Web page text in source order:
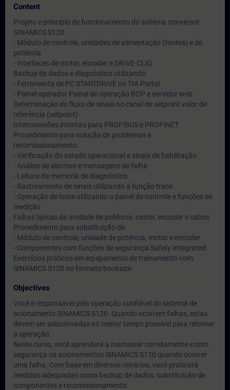
Content
Projeto e princípio de funcionamento do sistema conversor
SINAMICS S120:
- Módulo de controle, unidades de alimentação (fontes) e de
potência
- Interfaces de motor, encoder e DRIVE-CLiQ
Backup de dados e diagnóstico utilizando:
- Ferramenta de PC STARTDRIVE no TIA Portal
- Painel operador Painel de operação BOP e servidor web
Determinação do fluxo de sinais no canal de setpoint valor de
referência (setpoint)
Interconexões internas para PROFIBUS e PROFINET
Procedimento para solução de problemas e
recomissionamento:
- Verificação do estado operacional e sinais de habilitação
- Análise de alarmes e mensagens de falha
- Leitura da memória de diagnóstico
- Rastreamento de sinais utilizando a função trace
- Operação de teste utilizando o painel de controle e funções de
medição
Falhas típicas de unidade de potência, motor, encoder e cabos
Procedimento para substituição de:
- Módulo de controle, unidade de potência, motor e encoder
- Componentes com funções de segurança Safety Integrated
Exercícios práticos em equipamento de treinamento com
SINAMICS S120 no formato booksize
Objectives
Você é responsável pela operação confiável do sistema de
acionamento SINAMICS S120. Quando ocorrem falhas, estas
devem ser solucionadas no menor tempo possível para retomar
a operação.
Neste curso, você aprenderá a manusear corretamente e com
segurança os acionamentos SINAMICS S120 quando ocorrer
uma falha. Com base em diversos cenários, você praticará
medidas adequadas como backup de dados, substituição de
componentes e recomissionamento.